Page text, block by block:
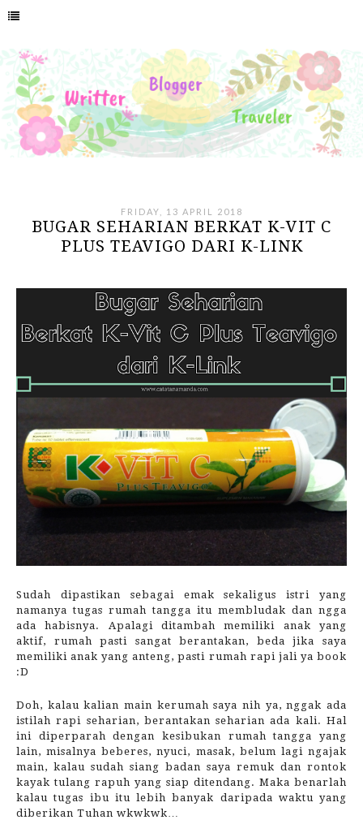
FRIDAY, 13 APRIL 2018
BUGAR SEHARIAN BERKAT K-VIT C
PLUS TEAVIGO DARI K-LINK
Sudah dipastikan sebagai emak sekaligus istri yang
namanya tugas rumah tangga itu membludak dan ngga
ada habisnya. Apalagi ditambah memiliki anak yang
aktif, rumah pasti sangat berantakan, beda jika saya
memiliki anak yang anteng, pasti rumah rapi jali ya book
:D
Doh, kalau kalian main kerumah saya nih ya, nggak ada
istilah rapi seharian, berantakan seharian ada kali. Hal
ini diperparah dengan kesibukan rumah tangga yang
lain, misalnya beberes, nyuci, masak, belum lagi ngajak
main, kalau sudah siang badan saya remuk dan rontok
kayak tulang rapuh yang siap ditendang. Maka benarlah
kalau tugas ibu itu lebih banyak daripada waktu yang
diberikan Tuhan wkwkwk…